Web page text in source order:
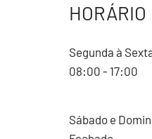
HORÁRIO
Segunda à
08:00 - 17:00
Sábado e